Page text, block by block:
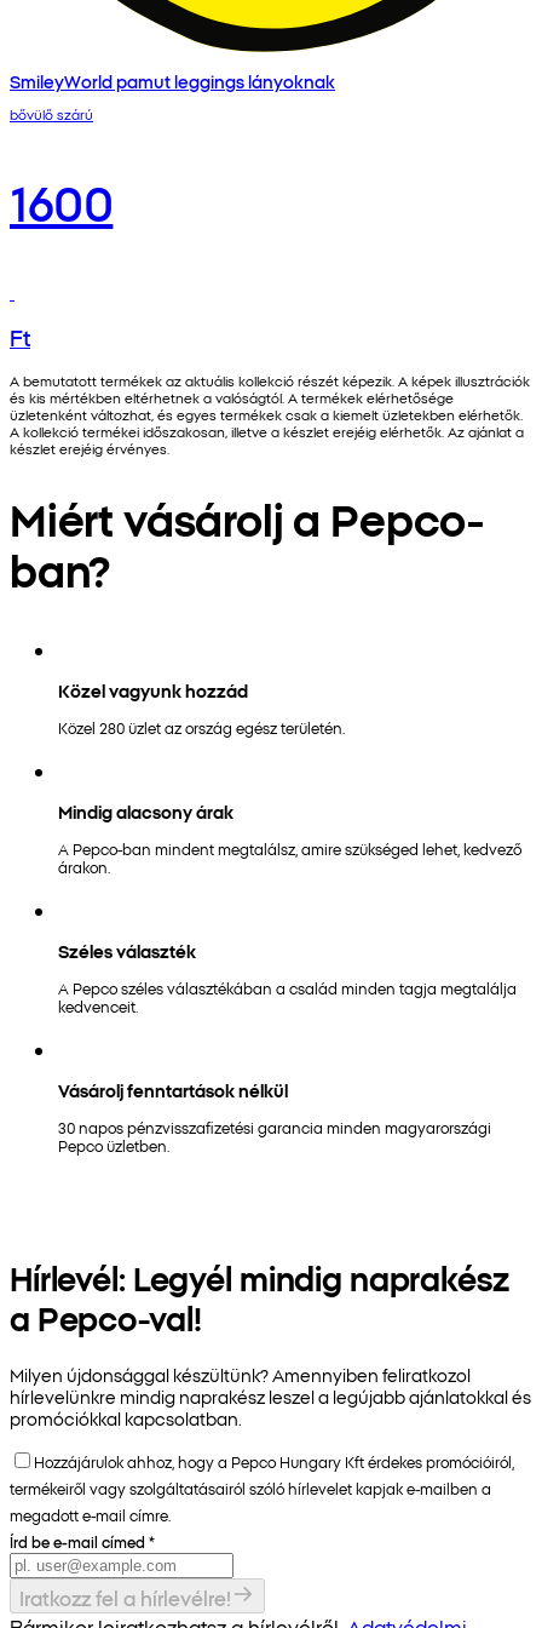
SmileyWorld pamut leggings lányoknak
bővülő szárú
1600
Ft
A bemutatott termékek az aktuális kollekció részét képezik. A képek illusztrációk
és kis mértékben eltérhetnek a valóságtól. A termékek elérhetősége
üzletenként változhat, és egyes termékek csak a kiemelt üzletekben elérhetők.
A kollekció termékei időszakosan, illetve a készlet erejéig elérhetők. Az ajánlat a
készlet erejéig érvényes.
Miért vásárolj a Pepco-
ban?
Közel vagyunk hozzád
Közel 280 üzlet az ország egész területén.
Mindig alacsony árak
A Pepco-ban mindent megtalálsz, amire szükséged lehet, kedvező
árakon.
Széles választék
A Pepco széles választékában a család minden tagja megtalálja
kedvenceit.
Vásárolj fenntartások nélkül
30 napos pénzvisszafizetési garancia minden magyarországi
Pepco üzletben.
Hírlevél: Legyél mindig naprakész
a Pepco-val!
Milyen újdonsággal készültünk? Amennyiben feliratkozol
hírlevelünkre mindig naprakész leszel a legújabb ajánlatokkal és
promóciókkal kapcsolatban.
Hozzájárulok ahhoz, hogy a Pepco Hungary Kft érdekes promócióiról,
termékeiről vagy szolgáltatásairól szóló hírlevelet kapjak e-mailben a
megadott e-mail címre.
Írd be e-mail címed *
Iratkozz fel a hírlevélre!